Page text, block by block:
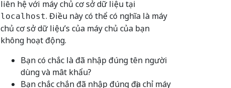
liên hệ với máy chủ cơ sở dữ liệu tại
localhost. Điều này có thể có nghĩa là máy
chủ cơ sở dữ liệu’s của máy chủ của bạn
không hoạt động.
Bạn có chắc là đã nhập đúng tên người
dùng và mât khẩu?
Bạn chắc chắn đã nhập đúng địa chỉ máy